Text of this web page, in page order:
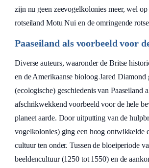
zijn nu geen zeevogelkolonies meer, wel
rotseiland Motu Nui en de omringende
Paaseiland als voorbeeld voor
Diverse auteurs, waaronder de Britse
en de Amerikaanse bioloog Jared Diamond
(ecologische) geschiedenis van Paaseiland
afschrikwekkend voorbeeld voor de hele
planeet aarde. Door uitputting van de
vogelkolonies) ging een hoog ontwikkelde
cultuur ten onder. Tussen de bloeiperiode
beeldencultuur (1250 tot 1550) en de